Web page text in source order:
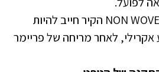
בהזמנת טפט NON WOVEN הקיר חייב להיות
אקרילי, לאחר מריחה של פריימר